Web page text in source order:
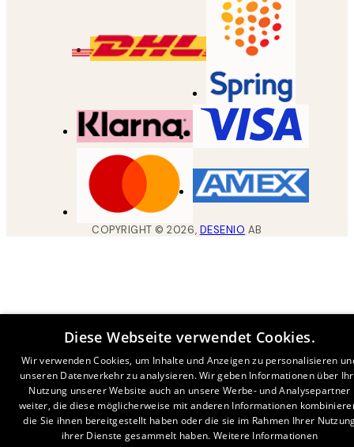
COPYRIGHT ©2026, DESENIO AB
Diese Webseite verwendet Cookies.
Wir verwenden Cookies, um Inhalte und Anzeigen zu personalisieren
unseren Datenverkehr zu analysieren. Wir geben Informationen über
Nutzung unserer Website auch an unsere Werbe- und Analysepartner
weiter, die diese möglicherweise mit anderen Informationen
die Sie ihnen bereitgestellt haben oder die sie im Rahmen Ihrer
ihrer Dienste gesammelt haben. Weitere Informationen